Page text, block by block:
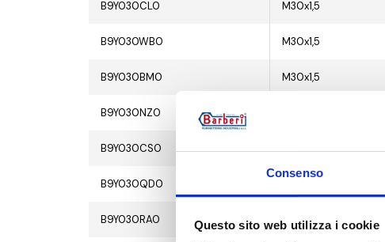
Consenso
Questo sito web utilizza i cookie
B9Y030CL0 M30x1,5
B9Y030WB0 M30x1,5
B9Y030BM0 M30x1,5
B9Y030NZ0
B9Y030CS0 M30x1,5
B9Y030QD0
B9Y030RA0 M30x1,5